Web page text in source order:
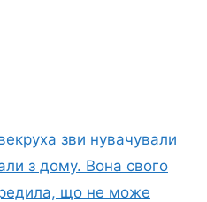
зви нувачували
з дому. Вона свого
що не може